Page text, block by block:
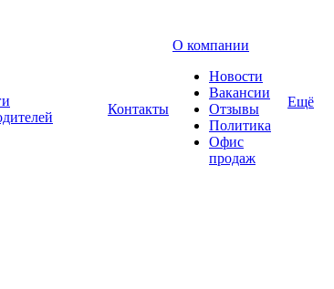
Контакты
О компании
Новости
Вакансии
Отзывы
Политика
Офис
продаж
Ещё